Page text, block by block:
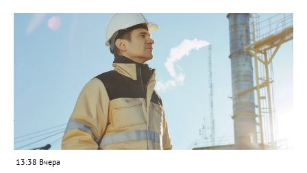
под деревьями и слабоукреплёнными конструкциями, а также
быть внимательными на дорогах из-за ухудшения видимости и
риска аквапланирования. При возникновении чрезвычайных
ситуаций немедленно звоните по единому номеру экстренных
13:38 Вчера